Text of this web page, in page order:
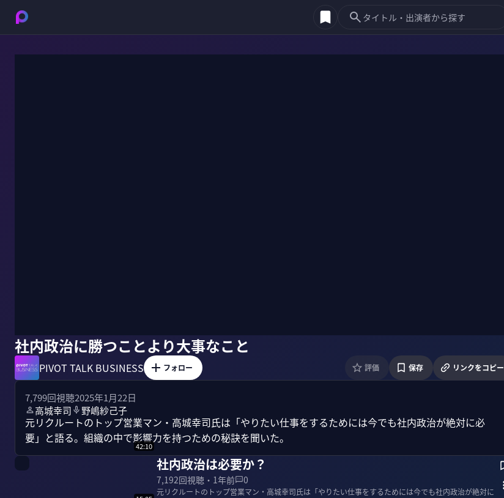
社内政治に勝つことより大事なこと
PIVOT TALK BUSINESS フォロー 評価 保存 リンクをコピー
7,799回視聴2025年1月22日
高城幸司
野嶋紗己子
元リクルートのトップ営業マン・高城幸司氏は「やりたい仕事をするためには今でも社内政治が絶対に必
要」と語る。組織の中で影響力を持つための秘訣を聞いた。
42:10
社内政治は必要か？
7,192回視聴・ 1年前 0
元リクルートのトップ営業マン・高城幸司氏は「やりたい仕事をするためには今でも社内政治が絶対に